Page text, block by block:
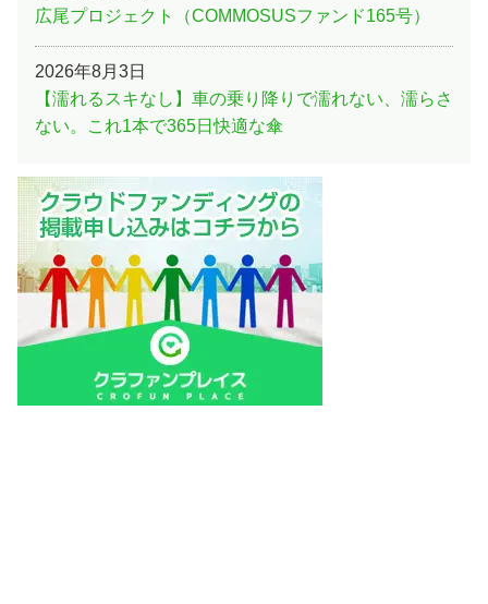
広尾プロジェクト（COMMOSUSファンド165号）
2026年8月3日
【濡れるスキなし】車の乗り降りで濡れない、濡らさ
ない。これ1本で365日快適な傘